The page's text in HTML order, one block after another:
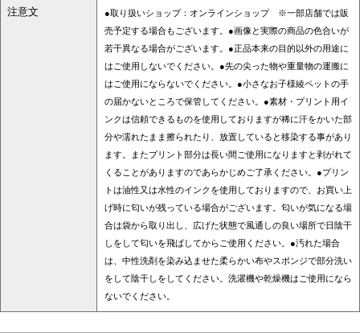
注意文
●取り扱いショップ：オンラインショップ ※一部店舗では販
売予定する場合もございます。●画像と実際の商品の色合いが
若干異なる場合がございます。●正品本来の目的以外の用途に
はご使用しないでください。●先の尖った物や重量物の運搬に
はご使用にならないでください。●小さなお子様綾ペットの手
の届かないところで保管してください。●素材・プリント用イ
ンクは信頼できるものを使用しておりますが稀に汗をかいた部
分や濡れたまま擦られたり、放置していると移染する事があり
ます。またプリント部分は長い間ご使用になりますと剥がれて
くることがありますのであらかじめご了承ください。●プリン
トは油性又は水性のインクを使用しておりますので、お買い上
げ時に匂いが残っている場合がございます。匂いが気になる場
合は袋から取り出し、広げた状態で風通しの良い場所で日陰干
しをして匂いを飛ばしてからご使用ください。●汚れた場合
は、中性洗剤を染み込ませた柔らかい布やスポンジで部分洗い
をして陰干しをしてください。洗濯機や乾燥機はご使用になら
ないでください。